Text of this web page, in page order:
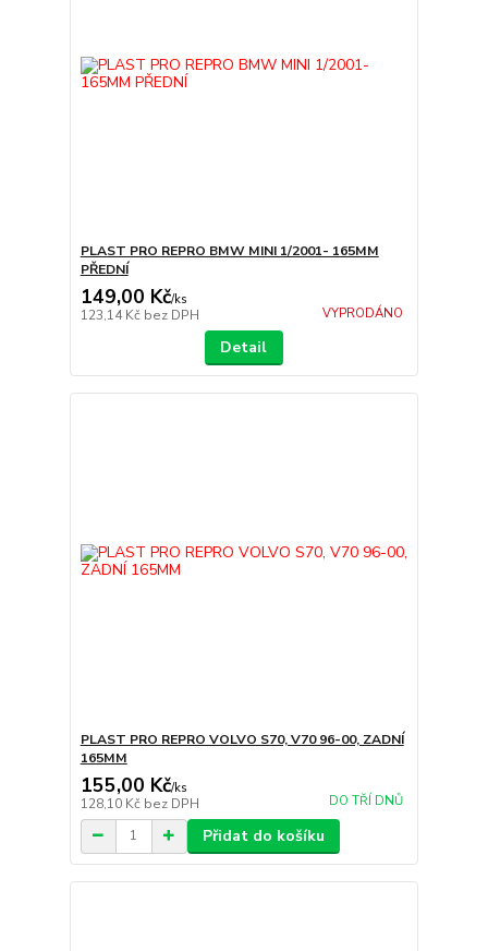
PLAST PRO REPRO BMW MINI 1/2001- 165MM
PŘEDNÍ
149,00 Kč/ks
123,14 Kč bez DPH VYPRODÁNO
Detail
PLAST PRO REPRO VOLVO S70, V70 96-00, ZADNÍ
165MM
155,00 Kč/ks
128,10 Kč bez DPH DO TŘÍ DNŮ
Přidat do košíku